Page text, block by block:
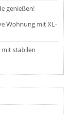
genießen!
Wohnung mit XL-
mit stabilen